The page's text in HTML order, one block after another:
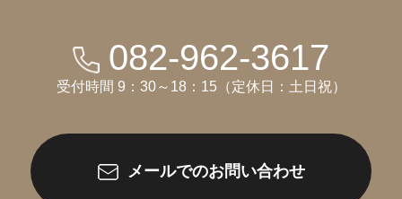
082-962-3617
受付時間 9：30～18：15（定休日：土日祝）
メールでのお問い合わせ